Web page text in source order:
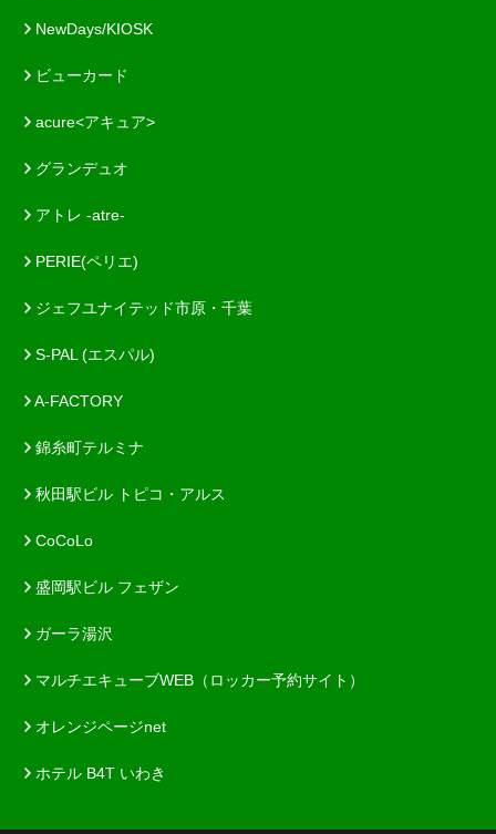
NewDays/KIOSK
ビューカード
acure<アキュア>
グランデュオ
アトレ -atre-
PERIE(ペリエ)
ジェフユナイテッド市原・千葉
S-PAL (エスパル)
A-FACTORY
錦糸町テルミナ
秋田駅ビル トピコ・アルス
CoCoLo
盛岡駅ビル フェザン
ガーラ湯沢
マルチエキューブWEB（ロッカー予約サイト）
オレンジページnet
ホテル B4T いわき